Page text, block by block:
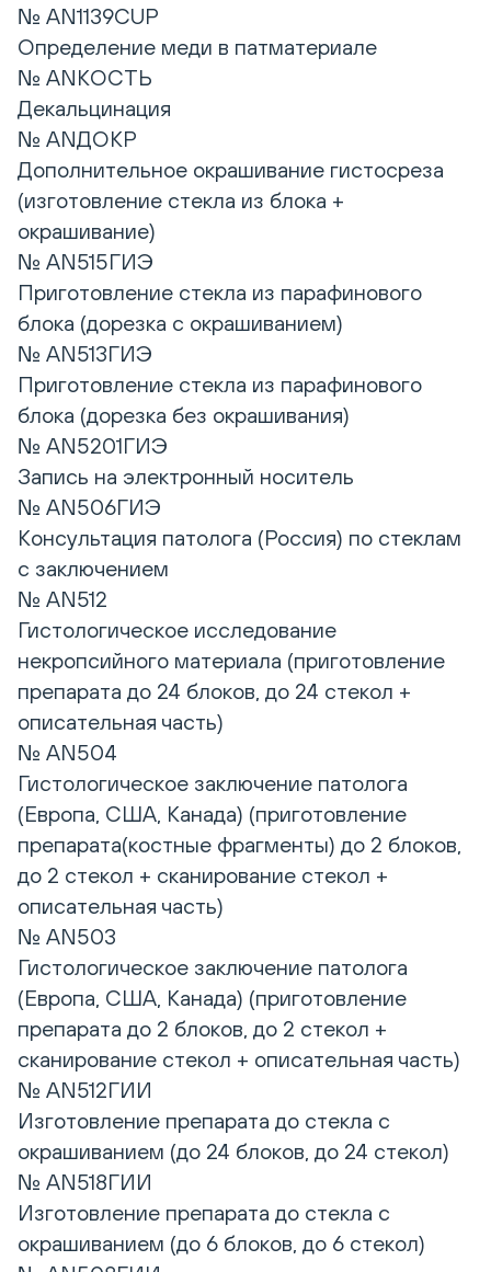
№ AN1139CUP
Определение меди в патматериале
№ ANКОСТЬ
Декальцинация
№ ANДОКР
Дополнительное окрашивание гистосреза
(изготовление стекла из блока +
окрашивание)
№ AN515ГИЭ
Приготовление стекла из парафинового
блока (дорезка с окрашиванием)
№ AN513ГИЭ
Приготовление стекла из парафинового
блока (дорезка без окрашивания)
№ AN5201ГИЭ
Запись на электронный носитель
№ AN506ГИЭ
Консультация патолога (Россия) по стеклам
с заключением
№ AN512
Гистологическое исследование
некропсийного материала (приготовление
препарата до 24 блоков, до 24 стекол +
описательная часть)
№ AN504
Гистологическое заключение патолога
(Европа, США, Канада) (приготовление
препарата(костные фрагменты) до 2 блоков,
до 2 стекол + сканирование стекол +
описательная часть)
№ AN503
Гистологическое заключение патолога
(Европа, США, Канада) (приготовление
препарата до 2 блоков, до 2 стекол +
сканирование стекол + описательная часть)
№ AN512ГИИ
Изготовление препарата до стекла с
окрашиванием (до 24 блоков, до 24 стекол)
№ AN518ГИИ
Изготовление препарата до стекла с
окрашиванием (до 6 блоков, до 6 стекол)